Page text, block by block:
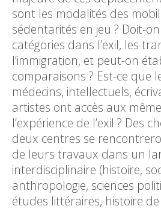
sont les modalités des
sédentarités en jeu ? Doit-
catégories dans l’exil, les
l’immigration, et peut-on
comparaisons ? Est-ce que
médecins, intellectuels,
artistes ont accès aux
l’expérience de l’exil ? Des
deux centres se
de leurs travaux dans un
interdisciplinaire (histoire,
anthropologie, sciences
études littéraires, histoire de